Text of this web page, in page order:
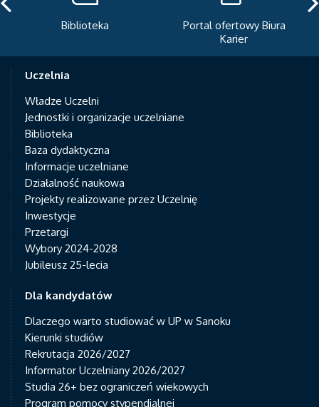
Biblioteka
Portal ofertowy Biura
Karier
Uczelnia
Władze Uczelni
Jednostki i organizacje uczelniane
Biblioteka
Baza dydaktyczna
Informacje uczelniane
Działalność naukowa
Projekty realizowane przez Uczelnię
Inwestycje
Przetargi
Wybory 2024-2028
Jubileusz 25-lecia
Dla kandydatów
Dlaczego warto studiować w UP w Sanoku
Kierunki studiów
Rekrutacja 2026/2027
Informator Uczelniany 2026/2027
Studia 26+ bez ograniczeń wiekowych
Program pomocy stypendialnej